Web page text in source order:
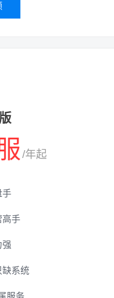
/年起
手
高手
强
缺系统
服务